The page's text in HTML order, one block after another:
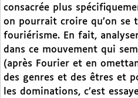
consacrée plus
on pourrait croire qu’on se
fouriérisme. En fait,
dans ce mouvement qui
(après Fourier et en
des genres et des êtres et
les dominations, c’est